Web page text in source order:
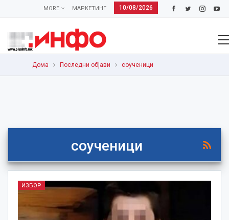
10/08/2026
МАРКЕТИНГ
MORE
Дома Последни објави соученици
соученици
ИЗБОР